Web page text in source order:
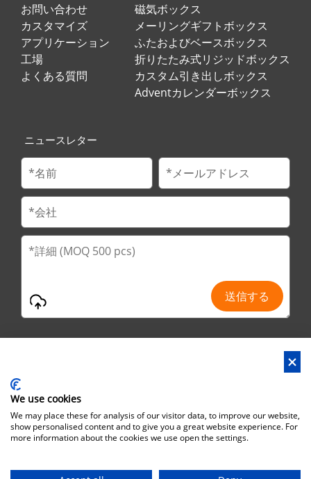
お問い合わせ
カスタマイズ
アプリケーション
工場
よくある質問
磁気ボックス
メーリングギフトボックス
ふたおよびベースボックス
折りたたみ式リジッドボックス
カスタム引き出しボックス
Adventカレンダーボックス
ニュースレター
アドレス : No.29 Jinfu 2nd Road, Huanan Ind Park,Liaobo市,東莞
市,広東省,中国
オフィスアドレス : No.6 Zhuangyuan Road, Park Songshan Lake,
We use cookies
We may place these for analysis of our visitor data, to improve our website,
show personalised content and to give you a great website experience. For
more information about the cookies we use open the settings.